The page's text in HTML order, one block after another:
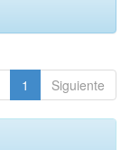
1 Siguiente